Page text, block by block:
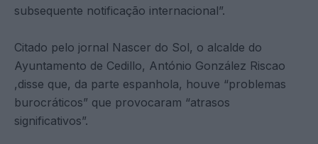
subsequente notificação internacional”.
Citado pelo jornal Nascer do Sol, o alcalde do
Ayuntamento de Cedillo, António González Riscao
,disse que, da parte espanhola, houve “problemas
burocráticos” que provocaram “atrasos
significativos”.